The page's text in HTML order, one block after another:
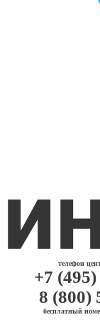
телефон
+7
8 (800)
бесплатный